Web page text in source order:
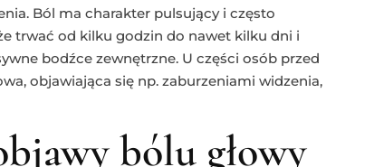
Ból ma charakter pulsujący i często
trwać od kilku godzin do nawet kilku dni i
bodźce zewnętrzne. U części osób przed
objawiająca się np. zaburzeniami widzenia,
bólu głowy